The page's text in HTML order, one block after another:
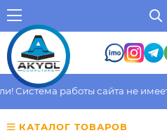
Система работы сайта не
КАТАЛОГ ТОВАРОВ